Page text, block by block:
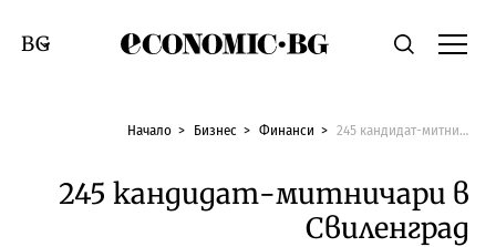
Economic.bgТърсене
Смяна на език
Начало Бизнес Финанси 245 кандидат-митничари в Свиленград
245 кандидат-митничари в
Свиленград